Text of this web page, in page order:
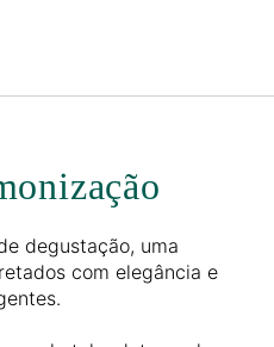
degustação, uma
com elegância e